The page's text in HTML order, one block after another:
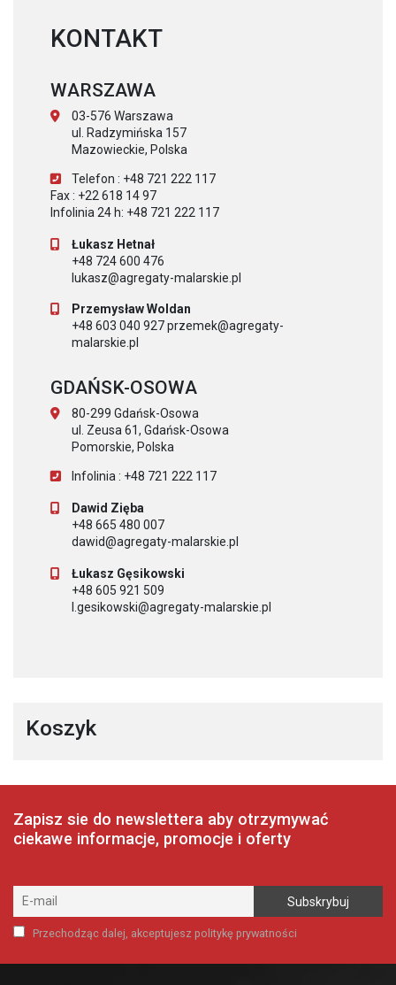
KONTAKT
WARSZAWA
03-576 Warszawa
ul. Radzymińska 157
Mazowieckie, Polska
Telefon : +48 721 222 117
Fax : +22 618 14 97
Infolinia 24 h: +48 721 222 117
Łukasz Hetnał
+48 724 600 476
lukasz@agregaty-malarskie.pl
Przemysław Woldan
+48 603 040 927 przemek@agregaty-
malarskie.pl
GDAŃSK-OSOWA
80-299 Gdańsk-Osowa
ul. Zeusa 61, Gdańsk-Osowa
Pomorskie, Polska
Infolinia : +48 721 222 117
Dawid Zięba
+48 665 480 007
dawid@agregaty-malarskie.pl
Łukasz Gęsikowski
+48 605 921 509
l.gesikowski@agregaty-malarskie.pl
Koszyk
Zapisz sie do newslettera aby otrzymywać
ciekawe informacje, promocje i oferty
Przechodząc dalej, akceptujesz politykę prywatności